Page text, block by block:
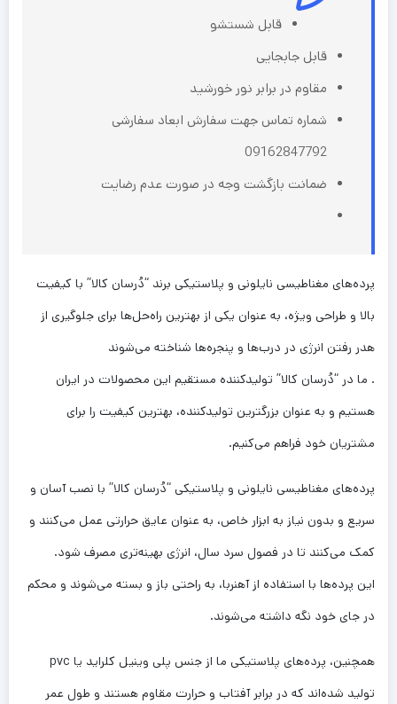
قابل شستشو
قابل جابجایی
مقاوم در برابر نور خورشید
شماره تماس جهت سفارش ابعاد سفارشی
09162847792
ضمانت بازگشت وجه در صورت عدم رضایت
پرده‌های مغناطیسی نایلونی و پلاستیکی برند “دُرسان کالا” با کیفیت
بالا و طراحی ویژه، به عنوان یکی از بهترین راه‌حل‌ها برای جلوگیری از
هدر رفتن انرژی در درب‌ها و پنجره‌ها شناخته می‌شوند
. ما در “دُرسان کالا” تولیدکننده مستقیم این محصولات در ایران
هستیم و به عنوان بزرگترین تولیدکننده، بهترین کیفیت را برای
مشتریان خود فراهم می‌کنیم.
پرده‌های مغناطیسی نایلونی و پلاستیکی “دُرسان کالا” با نصب آسان و
سریع و بدون نیاز به ابزار خاص، به عنوان عایق حرارتی عمل می‌کنند و
کمک می‌کنند تا در فصول سرد سال، انرژی بهینه‌تری مصرف شود.
این پرده‌ها با استفاده از آهنربا، به راحتی باز و بسته می‌شوند و محکم
در جای خود نگه داشته می‌شوند.
همچنین، پرده‌های پلاستیکی ما از جنس پلی وینیل کلراید یا pvc
تولید شده‌اند که در برابر آفتاب و حرارت مقاوم هستند و طول عمر